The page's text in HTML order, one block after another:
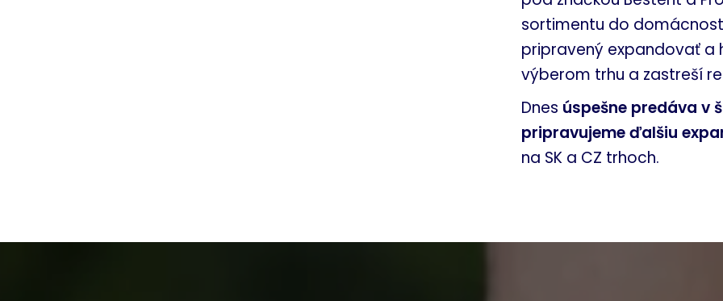
sortimentu do
pripravený expandovať a
výberom trhu a zastreší
Dnes úspešne predáva v
pripravujeme ďalšiu
na SK a CZ trhoch.